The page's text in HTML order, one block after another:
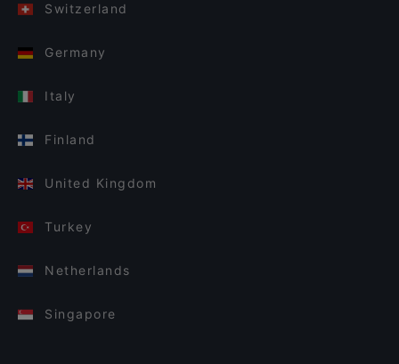
Switzerland
Germany
Italy
Finland
United Kingdom
Turkey
Netherlands
Singapore